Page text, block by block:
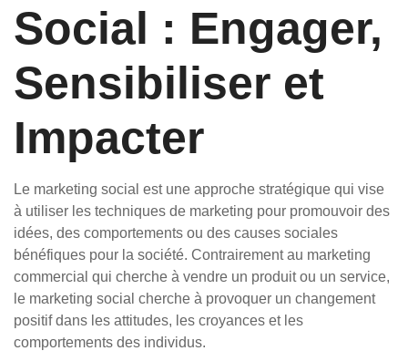
Social : Engager,
Sensibiliser et
Impacter
Le marketing social est une approche stratégique qui vise
à utiliser les techniques de marketing pour promouvoir des
idées, des comportements ou des causes sociales
bénéfiques pour la société. Contrairement au marketing
commercial qui cherche à vendre un produit ou un service,
le marketing social cherche à provoquer un changement
positif dans les attitudes, les croyances et les
comportements des individus.